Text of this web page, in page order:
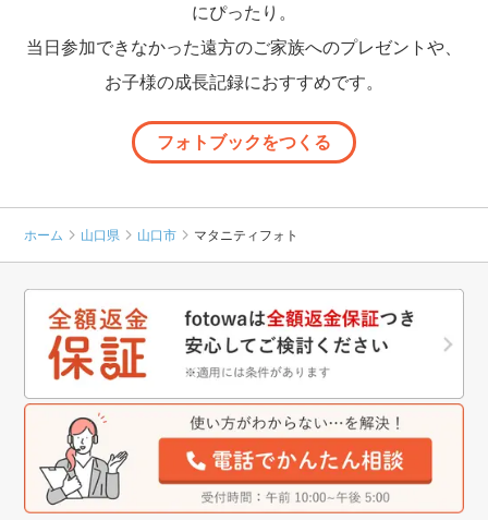
にぴったり。
当日参加できなかった遠方のご家族へのプレゼントや、
お子様の成長記録におすすめです。
フォトブックをつくる
ホーム 山口県 山口市 マタニティフォト